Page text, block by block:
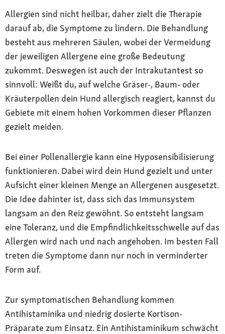
Allergien sind nicht heilbar, daher zielt die Therapie
darauf ab, die Symptome zu lindern. Die Behandlung
besteht aus mehreren Säulen, wobei der Vermeidung
der jeweiligen Allergene eine große Bedeutung
zukommt. Deswegen ist auch der Intrakutantest so
sinnvoll: Weißt du, auf welche Gräser-, Baum- oder
Kräuterpollen dein Hund allergisch reagiert, kannst du
Gebiete mit einem hohen Vorkommen dieser Pflanzen
gezielt meiden.
Bei einer Pollenallergie kann eine Hyposensibilisierung
funktionieren. Dabei wird dein Hund gezielt und unter
Aufsicht einer kleinen Menge an Allergenen ausgesetzt.
Die Idee dahinter ist, dass sich das Immunsystem
langsam an den Reiz gewöhnt. So entsteht langsam
eine Toleranz, und die Empfindlichkeitsschwelle auf das
Allergen wird nach und nach angehoben. Im besten Fall
treten die Symptome dann nur noch in verminderter
Form auf.
Zur symptomatischen Behandlung kommen
Antihistaminika und niedrig dosierte Kortison-
Präparate zum Einsatz. Ein Antihistaminikum schwächt